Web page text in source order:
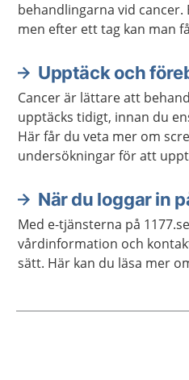
behandlingarna vid
men efter ett tag kan man
Upptäck och
Cancer är lättare att
upptäcks tidigt, innan du
Här får du veta mer om
undersökningar för att
När du loggar in
Med e-tjänsterna på
vårdinformation och
sätt. Här kan du läsa mer